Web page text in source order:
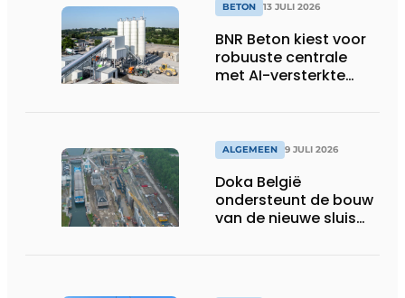
BETON 13 JULI 2026
BNR Beton kiest voor
robuuste centrale
met AI-versterkte
ALGEMEEN 9 JULI 2026
Doka België
ondersteunt de bouw
van de nieuwe sluis